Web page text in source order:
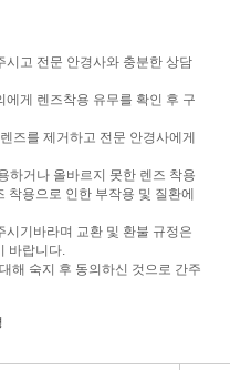
시고 전문 안경사와 충분한 상담
게 렌즈착용 유무를 확인 후 구
즈를 제거하고 전문 안경사에게
하거나 올바르지 못한 렌즈 착용
착용으로 인한 부작용 및 질환에
기바라며 교환 및 환불 규정은
바랍니다.
해 숙지 후 동의하신 것으로 간주